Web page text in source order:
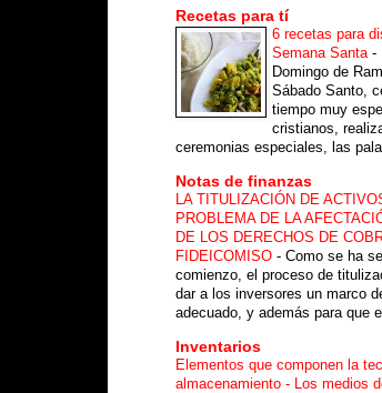
Recetas para tí
6 recetas para
Semana Santa -
Domingo de
Sábado Santo,
tiempo muy
cristianos,
ceremonias especiales, las
Notas de finanzas
LA TITULIZACIÓN DE
PROBLEMA DE LA
DE LOS DERECHOS DE
FIDEICOMISO - Como se ha
comienzo, el proceso de
dar a los inversores un marco
adecuado, y además para que
Inventarios
Elementos que componen la
almacenamiento - Los medios